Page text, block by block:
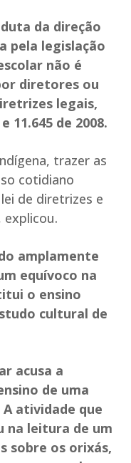
da direção
pela legislação
não é
diretores ou
legais,
11.645 de 2008.
trazer as
cotidiano
de diretrizes e
explicou.
amplamente
equívoco na
o ensino
cultural de
acusa a
de uma
atividade que
na leitura de um
sobre os orixás,